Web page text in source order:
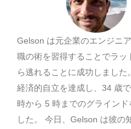
Gelson は元企業のエンジニ
職の術を習得することでラッ
ら逃れることに成功しました
経済的自立を達成し、34 歳
時から 5 時までのグラインド
した。 今日、Gelson は彼の